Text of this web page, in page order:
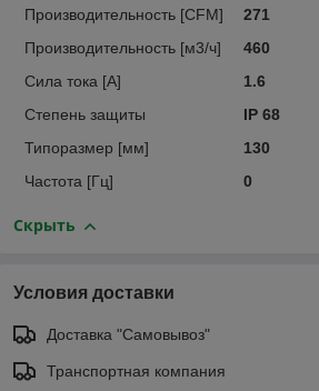
Производительность [CFM]
271
Производительность [м3/ч]
460
Сила тока [A]
1.6
Степень защиты
IP 68
Типоразмер [мм]
130
Частота [Гц]
0
Скрыть
Условия доставки
Доставка "Самовывоз"
Транспортная компания